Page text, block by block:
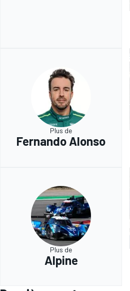
Plus de
Fernando Alonso
Plus de
Alpine